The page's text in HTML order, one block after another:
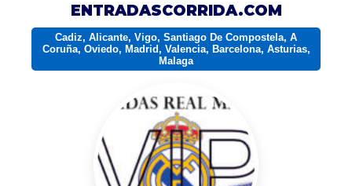
ENTRADASCORRIDA.COM
Cadiz, Alicante, Vigo, Santiago De Compostela, A
Coruña, Oviedo, Madrid, Valencia, Barcelona, Asturias,
Malaga